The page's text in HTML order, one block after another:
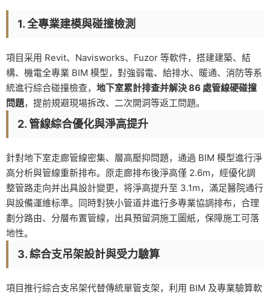
1. 全專業建模與碰撞檢測
項目采用 Revit、Navisworks、Fuzor 等軟件，搭建建築、結
構、機電全專業 BIM 模型，對強弱電、給排水、暖通、消防等系
統進行綜合碰撞檢查， 地下室累計排查并解決 86 處管線硬碰撞
問題，提前規避現場拆改、二次開洞等返工問題。
2. 管線綜合優化與淨高提升
針對地下室走廊管線密集、層高壓抑問題，通過 BIM 模型進行淨
高分析與管線重新排布。原走廊排布後淨高僅 2.6m，經優化調
整管路走向并出具設計變更，将淨高提升至 3.1m，滿足醫院通行
與設備運維标準。同時對狹小管道井進行多專業協調排布，合理
劃分路由、分層布置管線，出具預留洞施工圖紙，保障施工可落
地性。
3. 綜合支吊架設計與受力驗算
項目推行綜合支吊架代替傳統單管支架，利用 BIM 及專業驗算軟